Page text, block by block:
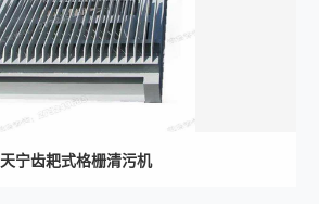
天宁齿耙式格栅清污机